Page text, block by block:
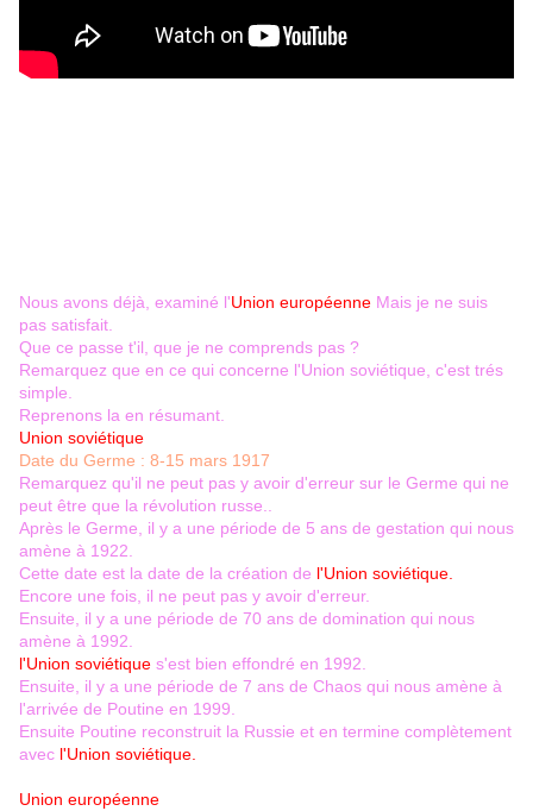
Nous avons déjà, examiné l'Union européenne Mais je ne suis
pas satisfait.
Que ce passe t'il, que je ne comprends pas ?
Remarquez que en ce qui concerne l'Union soviétique, c'est trés
simple.
Reprenons la en résumant.
Union soviétique
Date du Germe : 8-15 mars 1917
Remarquez qu'il ne peut pas y avoir d'erreur sur le Germe qui ne
peut être que la révolution russe..
Après le Germe, il y a une période de 5 ans de gestation qui nous
amène à 1922.
Cette date est la date de la création de l'Union soviétique.
Encore une fois, il ne peut pas y avoir d'erreur.
Ensuite, il y a une période de 70 ans de domination qui nous
amène à 1992.
l'Union soviétique s'est bien effondré en 1992.
Ensuite, il y a une période de 7 ans de Chaos qui nous amène à
l'arrivée de Poutine en 1999.
Ensuite Poutine reconstruit la Russie et en termine complètement
avec l'Union soviétique.
Union européenne